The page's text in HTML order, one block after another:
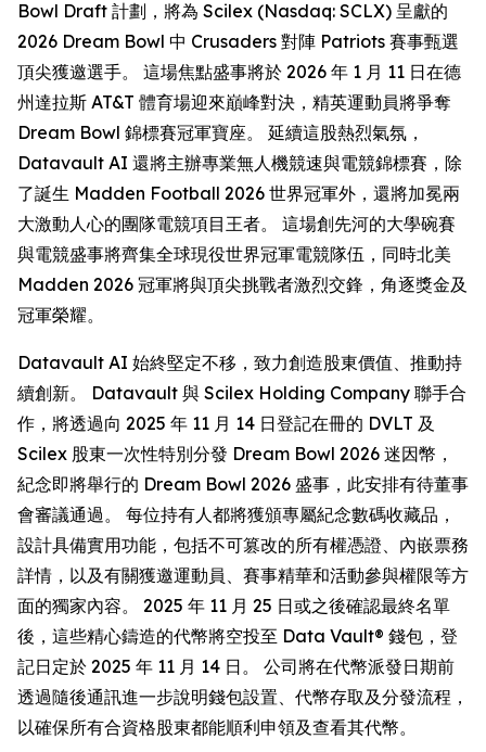
Bowl Draft 計劃，將為 Scilex (Nasdaq: SCLX) 呈獻的
2026 Dream Bowl 中 Crusaders 對陣 Patriots 賽事甄選
頂尖獲邀選手。 這場焦點盛事將於 2026 年 1 月 11 日在德
州達拉斯 AT&T 體育場迎來巔峰對決，精英運動員將爭奪
Dream Bowl 錦標賽冠軍寶座。 延續這股熱烈氣氛，
Datavault AI 還將主辦專業無人機競速與電競錦標賽，除
了誕生 Madden Football 2026 世界冠軍外，還將加冕兩
大激動人心的團隊電競項目王者。 這場創先河的大學碗賽
與電競盛事將齊集全球現役世界冠軍電競隊伍，同時北美
Madden 2026 冠軍將與頂尖挑戰者激烈交鋒，角逐獎金及
冠軍榮耀。
Datavault AI 始終堅定不移，致力創造股東價值、推動持
續創新。 Datavault 與 Scilex Holding Company 聯手合
作，將透過向 2025 年 11 月 14 日登記在冊的 DVLT 及
Scilex 股東一次性特別分發 Dream Bowl 2026 迷因幣，
紀念即將舉行的 Dream Bowl 2026 盛事，此安排有待董事
會審議通過。 每位持有人都將獲頒專屬紀念數碼收藏品，
設計具備實用功能，包括不可篡改的所有權憑證、內嵌票務
詳情，以及有關獲邀運動員、賽事精華和活動參與權限等方
面的獨家內容。 2025 年 11 月 25 日或之後確認最終名單
後，這些精心鑄造的代幣將空投至 Data Vault® 錢包，登
記日定於 2025 年 11 月 14 日。 公司將在代幣派發日期前
透過隨後通訊進一步說明錢包設置、代幣存取及分發流程，
以確保所有合資格股東都能順利申領及查看其代幣。